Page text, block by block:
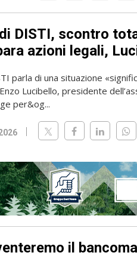
DISTI, scontro
azioni legali,
parla di una situazione
Lucibello, presidente
per&og...
il